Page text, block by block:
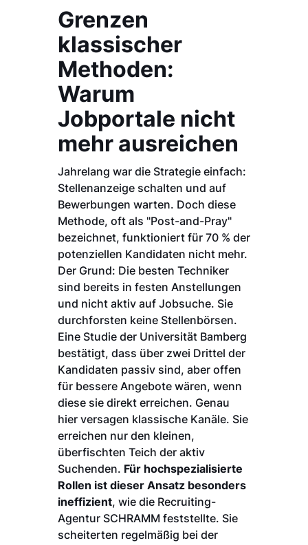
Grenzen
klassischer
Methoden:
Warum
Jobportale nicht
mehr ausreichen
Jahrelang war die Strategie einfach:
Stellenanzeige schalten und auf
Bewerbungen warten. Doch diese
Methode, oft als "Post-and-Pray"
bezeichnet, funktioniert für 70 % der
potenziellen Kandidaten nicht mehr.
Der Grund: Die besten Techniker
sind bereits in festen Anstellungen
und nicht aktiv auf Jobsuche. Sie
durchforsten keine Stellenbörsen.
Eine Studie der Universität Bamberg
bestätigt, dass über zwei Drittel der
Kandidaten passiv sind, aber offen
für bessere Angebote wären, wenn
diese sie direkt erreichen. Genau
hier versagen klassische Kanäle. Sie
erreichen nur den kleinen,
überfischten Teich der aktiv
Suchenden. Für hochspezialisierte
Rollen ist dieser Ansatz besonders
ineffizient, wie die Recruiting-
Agentur SCHRAMM feststellte. Sie
scheiterten regelmäßig bei der